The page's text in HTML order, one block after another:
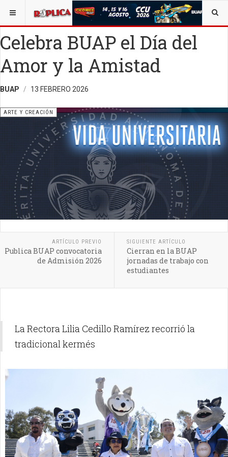
ESTÁ AQUÍ: ARTE OPINIÓN RÉPLICA
Celebra BUAP el Día del
Amor y la Amistad
BUAP 13 FEBRERO 2026
ARTE Y CREACIÓN
ARTÍCULO PREVIO
Publica BUAP convocatoria
de Admisión 2026
SIGUIENTE ARTÍCULO
Cierran en la BUAP
jornadas de trabajo con
estudiantes
La Rectora Lilia Cedillo Ramírez recorrió la
tradicional kermés